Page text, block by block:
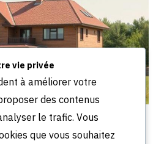
: définition, rôle et conseils
vos actes
vie privée
à améliorer votre
des contenus
le trafic. Vous
que vous souhaitez